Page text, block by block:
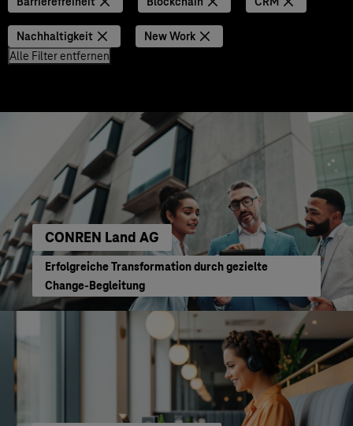
Nachhaltigkeit
New Work
Alle Filter entfernen
CONREN Land AG
Erfolgreiche Transformation durch gezielte
Change-Begleitung